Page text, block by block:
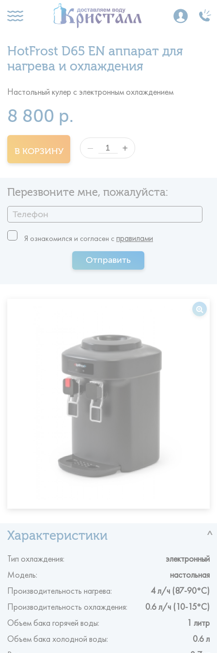
HotFrost D65 EN аппарат для
нагрева и охлаждения
Настольный кулер с электронным охлаждением
8 800 р.
В КОРЗИНУ — +
Перезвоните мне, пожалуйста:
Отправить
Я ознакомился и согласен c
Тип охлаждения: электронный
Модель: настольная
Производительность нагрева: 4 л/ч (87-90°C)
Производительность охлаждения: 0.6 л/ч (10-15°C)
Объем бака горячей воды: 1 литр
Объем бака холодной воды: 0.6 л